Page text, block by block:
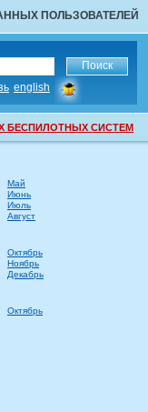
ПОЛЬЗОВАТЕЛЕЙ
english
сообщить
об
ошибке
БЕСПИЛОТНЫХ СИСТЕМ
Май
Июнь
Июль
Август
Октябрь
Ноябрь
Декабрь
Октябрь